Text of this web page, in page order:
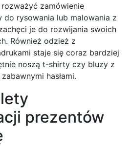
zamówienie
do rysowania lub malowania z
je do rozwijania swoich
Również odzież z
staje się coraz bardziej
noszą t-shirty czy bluzy z
hasłami.
prezentów